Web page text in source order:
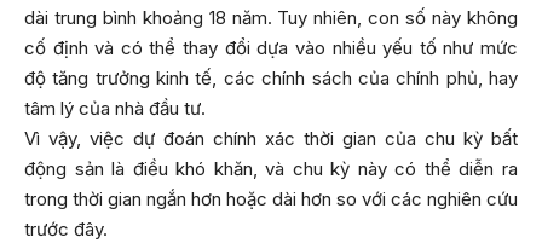
dài trung bình khoảng 18 năm. Tuy nhiên, con số này không
cố định và có thể thay đổi dựa vào nhiều yếu tố như mức
độ tăng trưởng kinh tế, các chính sách của chính phủ, hay
tâm lý của nhà đầu tư.
Vì vậy, việc dự đoán chính xác thời gian của chu kỳ bất
động sản là điều khó khăn, và chu kỳ này có thể diễn ra
trong thời gian ngắn hơn hoặc dài hơn so với các nghiên cứu
trước đây.